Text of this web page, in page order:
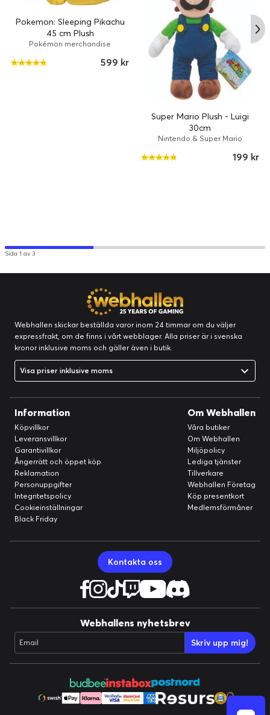
Pokemon: Sleeping Pikachu
45 cm Plush
Pokémon merchandise
599 kr
Super Mario Plush - Luigi
30cm
Nintendo & Super Mario
199 kr
Sida 1 av 3
Webhallen skickar beställda varor inom 24 timmar om du väljer
expressfrakt, om de finns i vårt webblager. Alla priser är i svenska
kronor inklusive moms och gäller även i butik.
Visa priser inklusive moms
Information
Köpvillkor
Leveransvillkor
Garantivillkor
Ångerrätt och öppet köp
Reklamation
Personuppgifter
Integritetspolicy
Cookieinställningar
Black Friday
Om Webhallen
Våra butiker
Om Webhallen
Miljöpolicy
Lediga tjänster
Tillverkare
Webhallen Företag
Köp presentkort
Medlemsförmåner
Kontakta oss
Webhallens nyhetsbrev
Email Skriv upp mig!